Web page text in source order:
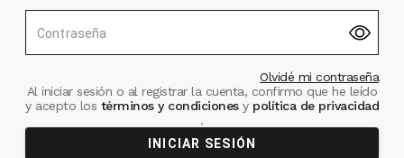
Contraseña
Olvidé mi contraseña
Al iniciar sesión o al registrar la cuenta, confirmo que he leído
y acepto los términos y condiciones ypolítica de privacidad
.
INICIAR SESIÓN